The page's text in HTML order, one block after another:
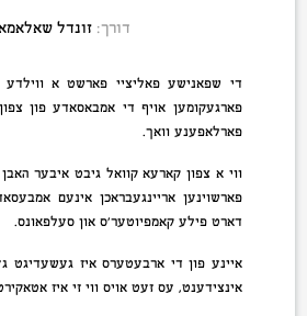
דורך: זונדל
די שפאנישע פאליציי פארשט א ווילדע
פארגעקומען אויף די אמבאסאדע פון
פארלאפענע וואך.
ווי א צפון קארעא קוואל גיבט איבער
פארשוינען אריינגעבראכן אינעם
דארט פילע קאמפיוטער’ס און סעלפאונס.
איינע פון די ארבעטערס איז געשעדיגט
אינצידענט, עס זעט אויס ווי זי איז